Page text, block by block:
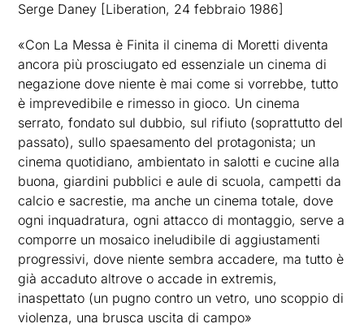
Serge Daney [Liberation, 24 febbraio 1986]
«Con La Messa è Finita il cinema di Moretti diventa
ancora più prosciugato ed essenziale un cinema di
negazione dove niente è mai come si vorrebbe, tutto
è imprevedibile e rimesso in gioco. Un cinema
serrato, fondato sul dubbio, sul rifiuto (soprattutto del
passato), sullo spaesamento del protagonista; un
cinema quotidiano, ambientato in salotti e cucine alla
buona, giardini pubblici e aule di scuola, campetti da
calcio e sacrestie, ma anche un cinema totale, dove
ogni inquadratura, ogni attacco di montaggio, serve a
comporre un mosaico ineludibile di aggiustamenti
progressivi, dove niente sembra accadere, ma tutto è
già accaduto altrove o accade in extremis,
inaspettato (un pugno contro un vetro, uno scoppio di
violenza, una brusca uscita di campo»